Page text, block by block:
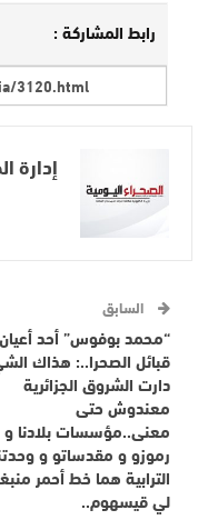
رابط المشاركة :
إدارة
السابق
“محمد بوفوس” أحد أعيان
قبائل الصحرا..: هذاك
دارت الشروق الجزائرية
معندوش حتى
معنى..مؤسسات بلادنا و
رموزو و مقدساتو و
الترابية هما خط أحمر
لي قيسهوم..